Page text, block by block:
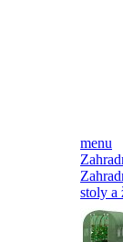
menu
stoly a